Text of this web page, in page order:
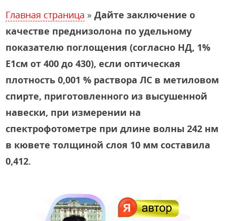
Главная страница »Дайте заключение о
качестве преднизолона по удельному
показателю поглощения (согласно НД, 1%
E1см от 400 до 430), если оптическая
плотность 0,001 % раствора ЛС в метиловом
спирте, приготовленного из высушенной
навески, при измерении на
спектрофотометре при длине волны 242 нм
в кювете толщиной слоя 10 мм составила
0,412.